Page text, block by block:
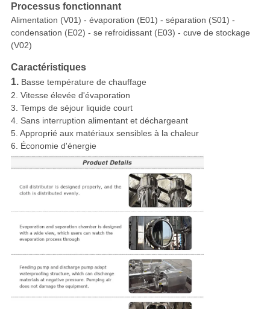
Processus fonctionnant
Alimentation (V01) - évaporation (E01) - séparation (S01) -
condensation (E02) - se refroidissant (E03) - cuve de stockage
(V02)
Caractéristiques
1. Basse température de chauffage
2. Vitesse élevée d'évaporation
3. Temps de séjour liquide court
4. Sans interruption alimentant et déchargeant
5. Approprié aux matériaux sensibles à la chaleur
6. Économie d'énergie